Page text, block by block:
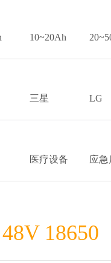
10~20Ah
三星 LG
医疗设备 应急
18650